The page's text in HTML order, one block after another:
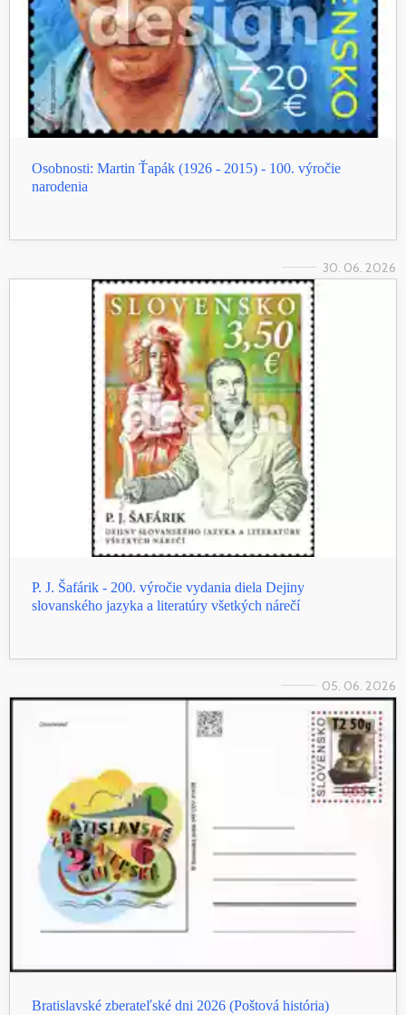
Osobnosti: Martin Ťapák (1926 - 2015) - 100. výročie
narodenia
30. 06. 2026
P. J. Šafárik - 200. výročie vydania diela Dejiny
slovanského jazyka a literatúry všetkých nárečí
05. 06. 2026
Bratislavské zberateľské dni 2026 (Poštová história)